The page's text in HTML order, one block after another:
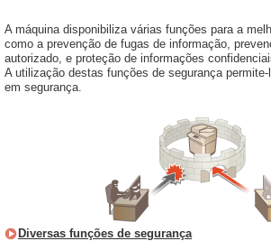
A máquina disponibiliza várias funções para a
como a prevenção de fugas de informação,
autorizado, e proteção de informações
A utilização destas funções de segurança
em segurança.
Diversas funções de segurança